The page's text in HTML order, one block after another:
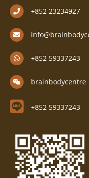
+852 23234927
+852 59337243
brainbodycentre
+852 59337243